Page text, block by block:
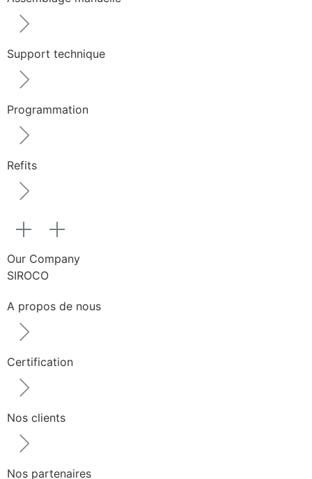
Support technique
Programmation
Refits
Our Company
SIROCO
A propos de nous
Certification
Nos clients
Nos partenaires